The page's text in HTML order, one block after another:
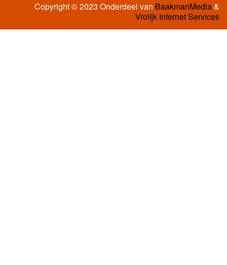
Copyright © 2023 Onderdeel van BaakmanMedia&
Vrolijk Internet Services